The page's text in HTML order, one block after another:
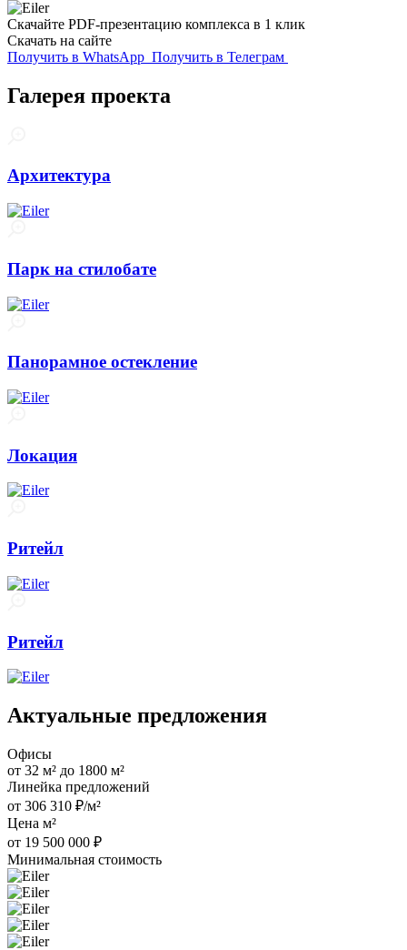
Скачайте PDF-презентацию комплекса в 1 клик
Скачать на сайте
Получить в WhatsApp Получить в Телеграм
Галерея проекта
Архитектура
Парк на стилобате
Панорамное остекление
Локация
Ритейл
Ритейл
Актуальные предложения
Офисы
от 32 м² до 1800 м²
Линейка предложений
от 306 310 ₽/м²
Цена м²
от 19 500 000 ₽
Минимальная стоимость